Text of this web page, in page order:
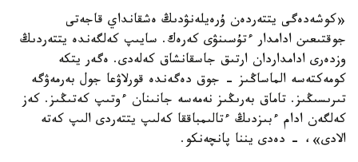
«كوشەدەگى يتتەردەن ۇرەيلەنۋدىڭ ەشقانداي قاجەتى
جوقتىعىن ادامدار ءتۇسىنۋى كەرەك. سايىپ كەلگەندە يتتەردىڭ
وزدەرى ادامداردان ارتىق جاسقانشاق كەلەدى. ەگەر يتكە
كومەكتەسە الماساڭىز - جوق دەگەندە قورلاۋعا جول بەرمەۋگە
تىرىسىڭىز. تاماق بەرىڭىز نەمەسە جانىنان ءوتىپ كەتىڭىز. كەز
كەلگەن ادام ءبىزدىڭ ءتالىمباققا كەلىپ يتتەردى الىپ كەتە
الادى»، - دەدى يننا پانچەنكو.